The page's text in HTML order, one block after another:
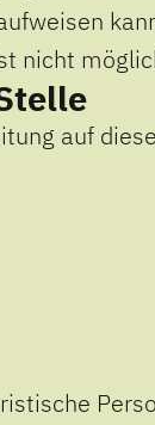
nicht
auf